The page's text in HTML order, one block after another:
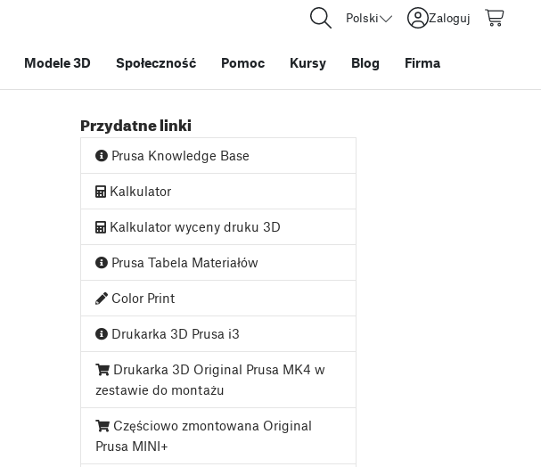
Polski Zaloguj
Modele 3D Społeczność Pomoc Kursy Blog Firma
Przydatne linki
Prusa Knowledge Base
Kalkulator
Kalkulator wyceny druku 3D
Prusa Tabela Materiałów
Color Print
Drukarka 3D Prusa i3
Drukarka 3D Original Prusa MK4 w
zestawie do montażu
Częściowo zmontowana Original
Prusa MINI+